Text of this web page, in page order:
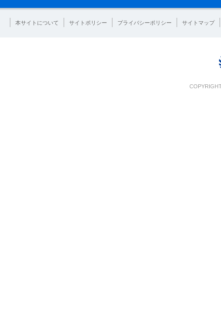
本サイトについて サイトポリシー プライバシーポリシー サイトマップ